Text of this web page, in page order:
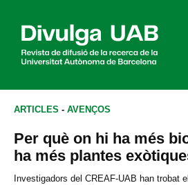
Articles
ARTICLES - AVENÇOS
Per què on hi ha més
ha més plantes
Investigadors del CREAF-UAB han trobat